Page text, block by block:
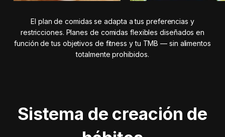
El plan de comidas se adapta a tus preferencias y
restricciones. Planes de comidas flexibles diseñados en
función de tus objetivos de fitness y tu TMB — sin alimentos
totalmente prohibidos.
Sistema de creación de